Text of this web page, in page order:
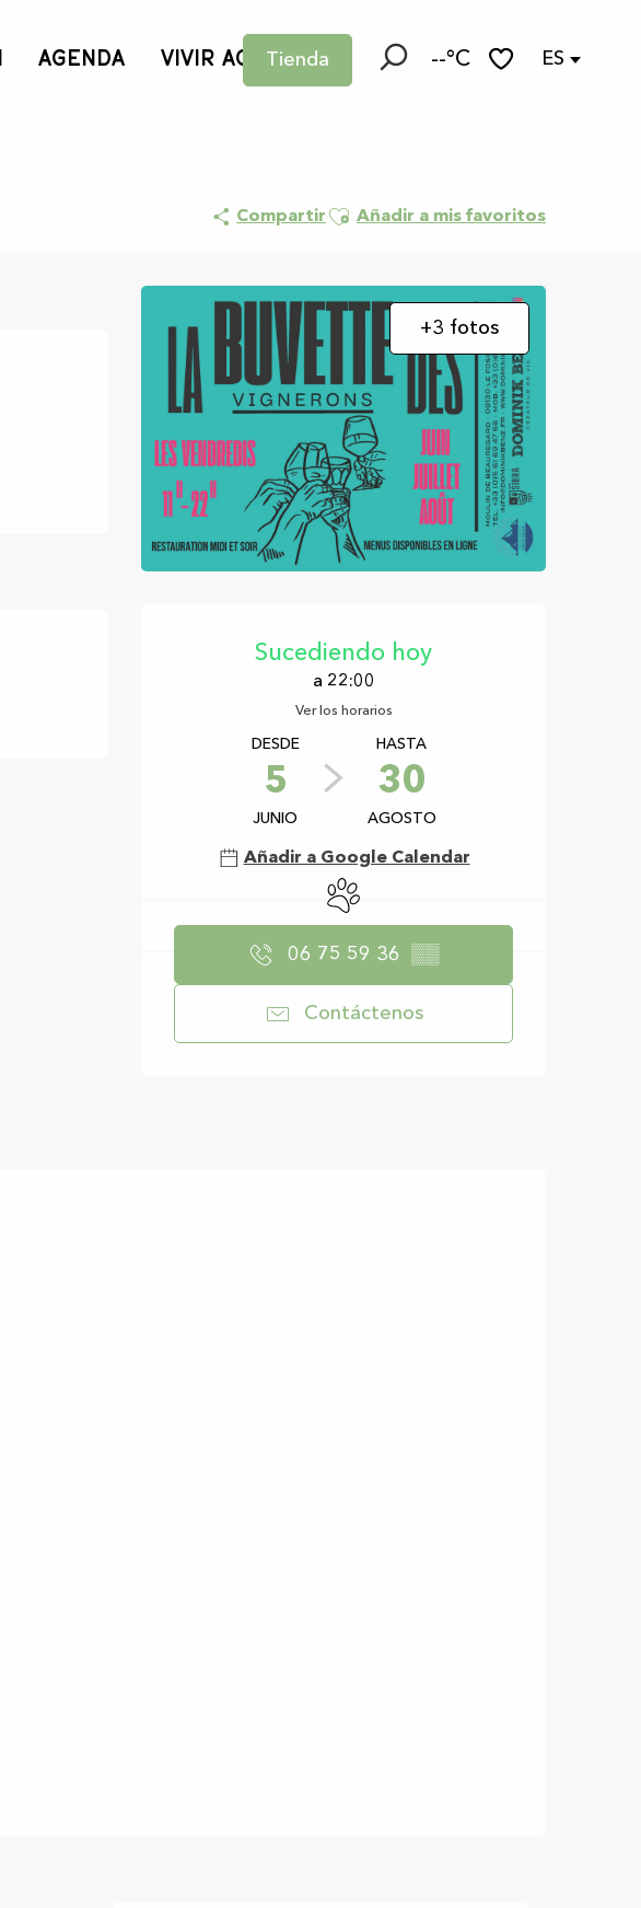
Tienda --°C ES
AGENDA VIVIR AQUÍ
Compartir Ajouter aux favoris
Añadir a mis favoritos
+3 fotos
Horarios y datos
Sucediendo hoy
a 22:00
Ver los horarios
DESDE
5
JUNIO
HASTA
30
AGOSTO
Añadir a Google Calendar
Se aceptan animales
06 75 59 36 ▒▒
Contáctenos